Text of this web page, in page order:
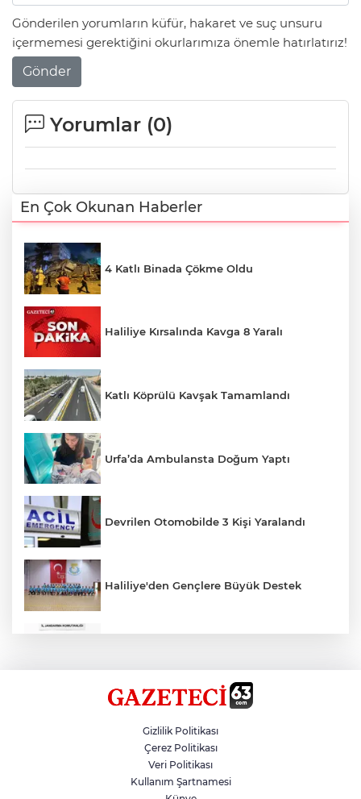
Gönderilen yorumların küfür, hakaret ve suç unsuru
içermemesi gerektiğini okurlarımıza önemle hatırlatırız!
Gönder
Yorumlar (0)
En Çok Okunan Haberler
4 Katlı Binada Çökme Oldu
Haliliye Kırsalında Kavga 8 Yaralı
Katlı Köprülü Kavşak Tamamlandı
Urfa’da Ambulansta Doğum Yaptı
Devrilen Otomobilde 3 Kişi Yaralandı
Haliliye'den Gençlere Büyük Destek
Hikmet Başak’tan Ulaşım Çalışması
Atatürk Bulvarında Asfalt Yenileniyor
Gizlilik Politikası
Çerez Politikası
Veri Politikası
Kullanım Şartnamesi